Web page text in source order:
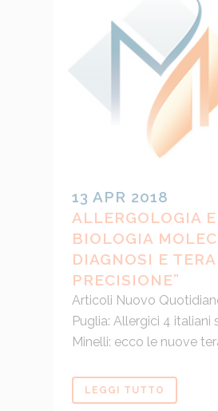
13 APR 2018
ALLERGOLOGIA E
BIOLOGIA
DIAGNOSI E
PRECISIONE”
Articoli Nuovo
Puglia: Allergici 4 italiani
Minelli: ecco le nuove
LEGGI TUTTO